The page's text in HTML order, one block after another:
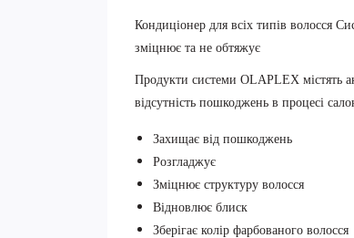
Кондиціонер для всіх типів волосся
зміцнює та не обтяжує
Продукти системи OLAPLEX містять
відсутність пошкоджень в процесі
Захищає від пошкоджень
Розгладжує
Зміцнює структуру волосся
Відновлює блиск
Зберігає колір фарбованого волосся